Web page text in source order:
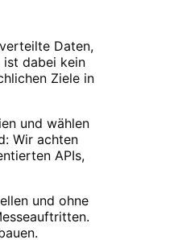
Daten,
ist dabei kein
Ziele in
und wählen
Wir achten
APIs,
und ohne